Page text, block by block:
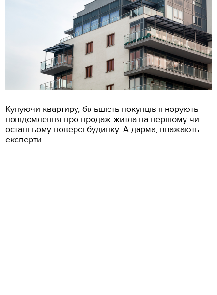
Купуючи квартиру, більшість покупців ігнорують
повідомлення про продаж житла на першому чи
останньому поверсі будинку. А дарма, вважають
експерти.